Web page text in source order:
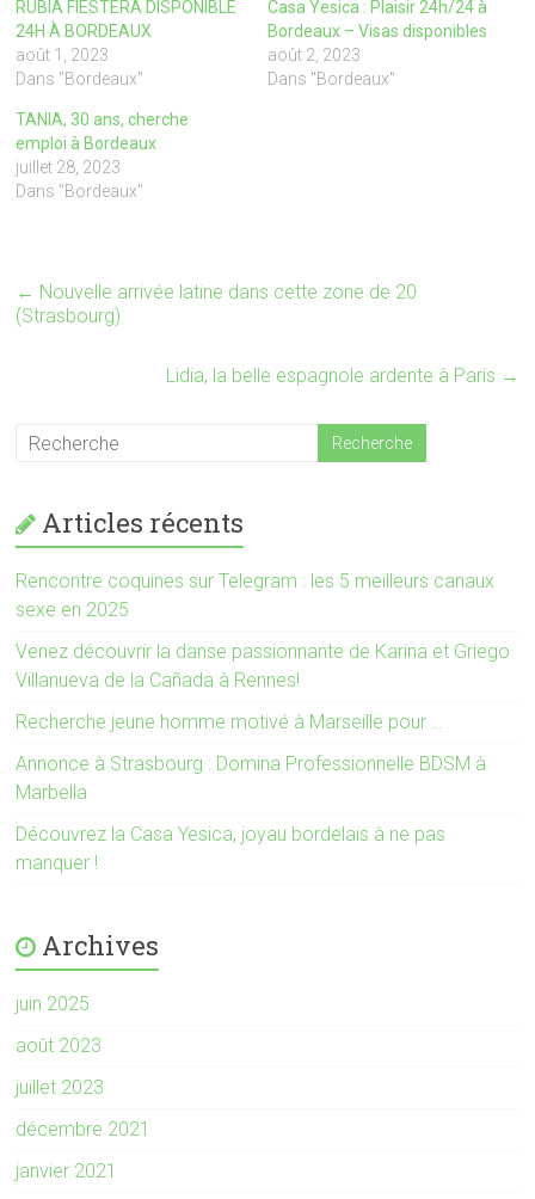
a
r
t
a
g
e
r
s
u
r
T
w
o
u
v
u
n
v
e
l
e
f
e
ê
r
)
a
r
g
e
s
u
r
F
a
c
(
o
u
u
u
v
l
l
e
f
n
t
e
)
RUBIA FIESTERA DISPONIBLE
24H À BORDEAUX
août 1, 2023
Dans "Bordeaux"
Casa Yesica : Plaisir 24h/24 à
Bordeaux – Visas disponibles
août 2, 2023
Dans "Bordeaux"
TANIA, 30 ans, cherche
emploi à Bordeaux
juillet 28, 2023
Dans "Bordeaux"
← Nouvelle arrivée latine dans cette zone de 20
(Strasbourg)
Lidia, la belle espagnole ardente à Paris →
Articles récents
Rencontre coquines sur Telegram : les 5 meilleurs canaux
sexe en 2025
Venez découvrir la danse passionnante de Karina et Griego
Villanueva de la Cañada à Rennes!
Recherche jeune homme motivé à Marseille pour …
Annonce à Strasbourg : Domina Professionnelle BDSM à
Marbella
Découvrez la Casa Yesica, joyau bordelais à ne pas
manquer !
Archives
juin 2025
août 2023
juillet 2023
décembre 2021
janvier 2021